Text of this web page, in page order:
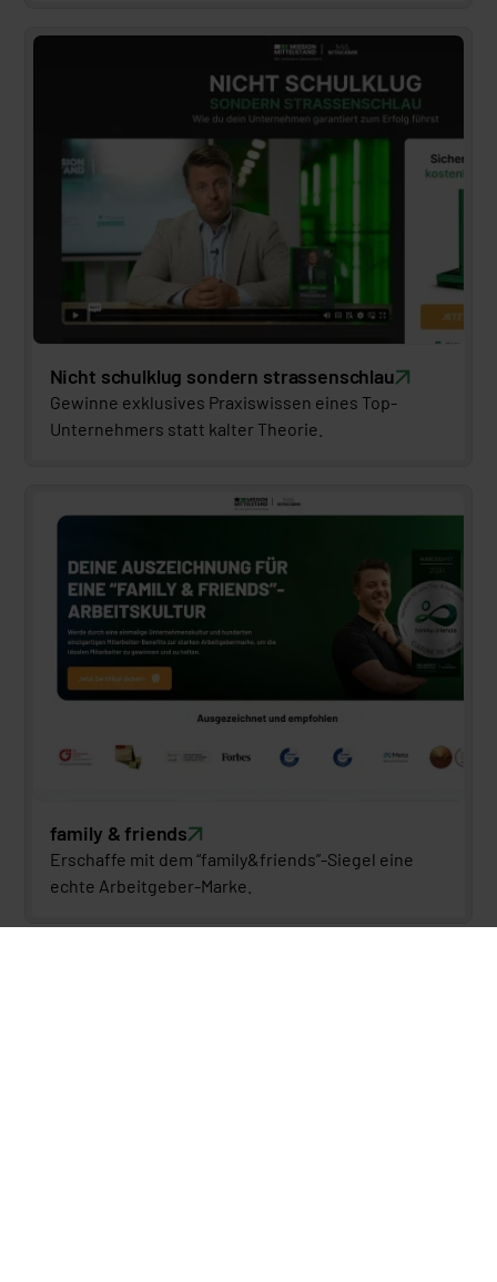
Nicht schulklug sondern strassenschlau
Gewinne exklusives Praxiswissen eines Top-
Unternehmers statt kalter Theorie.
family & friends
Erschaffe mit dem “family&friends”-Siegel eine
echte Arbeitgeber-Marke.